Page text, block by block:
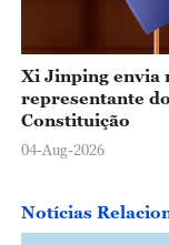
Xi Jinping envia
representante
Constituição
04-Aug-2026
Notícias